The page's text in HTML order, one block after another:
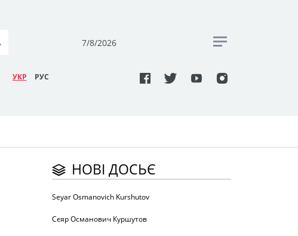
7/8/2026
УКР РУC
НОВІ ДОСЬЄ
Seyar Osmanovich Kurshutov
Сєяр Османович Куршутов